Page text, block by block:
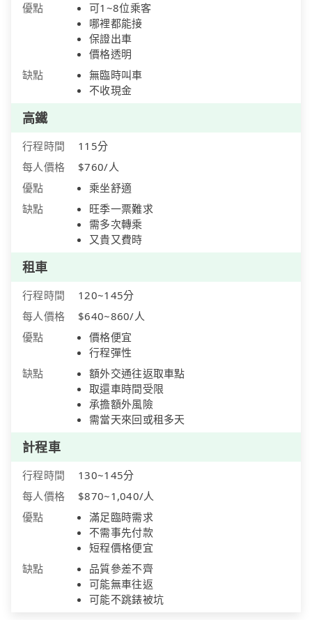
優點
可1~8位乘客
哪裡都能接
保證出車
價格透明
缺點
無臨時叫車
不收現金
高鐵
行程時間
115分
每人價格
$760/人
優點
乘坐舒適
缺點
旺季一票難求
需多次轉乘
又貴又費時
租車
行程時間
120~145分
每人價格
$640~860/人
優點
價格便宜
行程彈性
缺點
額外交通往返取車點
取還車時間受限
承擔額外風險
需當天來回或租多天
計程車
行程時間
130~145分
每人價格
$870~1,040/人
優點
滿足臨時需求
不需事先付款
短程價格便宜
缺點
品質參差不齊
可能無車往返
可能不跳錶被坑